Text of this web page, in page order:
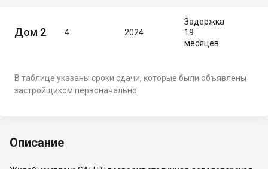
Дом 2 4 2024
Задержка
19
месяцев
В таблице указаны сроки сдачи, которые были объявлены
застройщиком первоначально.
Описание